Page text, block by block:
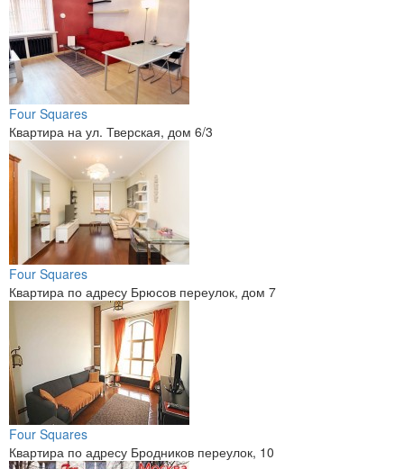
Four Squares
Квартира на ул. Тверская, дом 6/3
Four Squares
Квартира по адресу Брюсов переулок, дом 7
Four Squares
Квартира по адресу Бродников переулок, 10